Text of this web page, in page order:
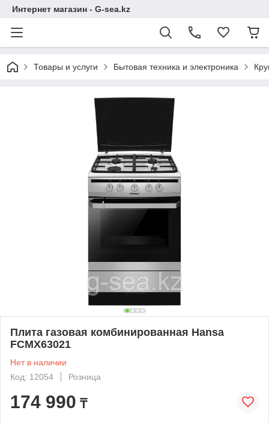
Интернет магазин - G-sea.kz
Товары и услуги Бытовая техника и электроника
Плита газовая комбинированная Hansa
FCMX63021
Нет в наличии
Код: 12054
Розница
174 990 ₸